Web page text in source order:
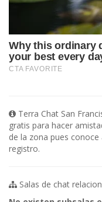
Terra Chat San
gratis para hacer
de la zona pues
registro.
Salas de chat